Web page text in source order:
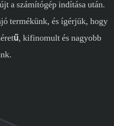
a számítógép indítása után.
termékünk, és ígérjük, hogy
kifinomult és nagyobb